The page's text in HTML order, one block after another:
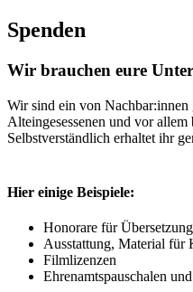
Spenden
Wir brauchen eure
Wir sind ein von
Alteingesessenen und vor
Selbstverständlich erhaltet ihr
Hier einige Beispiele:
Honorare für
Ausstattung, Material für
Filmlizenzen
Ehrenamtspauschalen